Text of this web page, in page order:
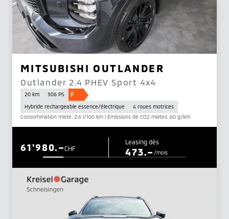
MITSUBISHI OUTLANDER
Outlander 2.4 PHEV Sport 4x4
20 km 306 PS F
Hybride rechargeable essence/électrique
4 roues motrices
Consommation mixte: 2.6 l/100 km | Émissions de CO2 mixtes: 60 g/km
CHF
61'980.– Leasing dès
473.–/mois